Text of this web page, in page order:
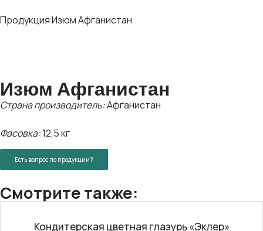
ПродукцияИзюм Афганистан
Изюм Афганистан
Страна производитель:Афганистан
Фасовка:12,5 кг
Есть вопрос по продукции?
Смотрите также:
Кондитерская цветная глазурь «Эклер»